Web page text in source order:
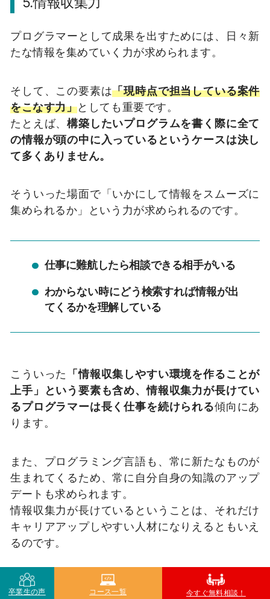
プログラマーとして成果を出すためには、日々新
たな情報を集めていく力が求められます。
そして、この要素は「現時点で担当している案件
をこなす力」としても重要です。
たとえば、構築したいプログラムを書く際に全て
の情報が頭の中に入っているというケースは決し
て多くありません。
そういった場面で「いかにして情報をスムーズに
集められるか」という力が求められるのです。
仕事に難航したら相談できる相手がいる
わからない時にどう検索すれば情報が出
てくるかを理解している
こういった 「情報収集しやすい環境を作ることが
上手」という要素も含め、情報収集力が長けてい
るプログラマーは長く仕事を続けられる傾向にあ
ります。
また、プログラミング言語も、常に新たなものが
生まれてくるため、常に自分自身の知識のアップ
デートも求められます。
情報収集力が長けているということは、それだけ
キャリアアップしやすい人材になりえるともいえ
るのです。
プログラマーは長く続け実務経験を積むことによ
卒業生の声 コース一覧 今すぐ無料相談！